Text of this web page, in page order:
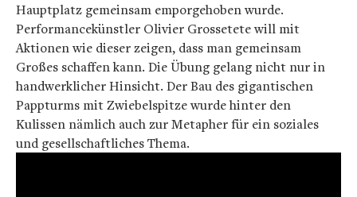
Hauptplatz gemeinsam emporgehoben wurde.
Performancekünstler Olivier Grossetete will mit
Aktionen wie dieser zeigen, dass man gemeinsam
Großes schaffen kann. Die Übung gelang nicht nur in
handwerklicher Hinsicht. Der Bau des gigantischen
Pappturms mit Zwiebelspitze wurde hinter den
Kulissen nämlich auch zur Metapher für ein soziales
und gesellschaftliches Thema.